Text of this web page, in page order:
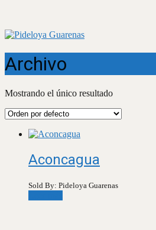
Archivo
Mostrando el único resultado
Aconcagua
Sold By: Pideloya Guarenas